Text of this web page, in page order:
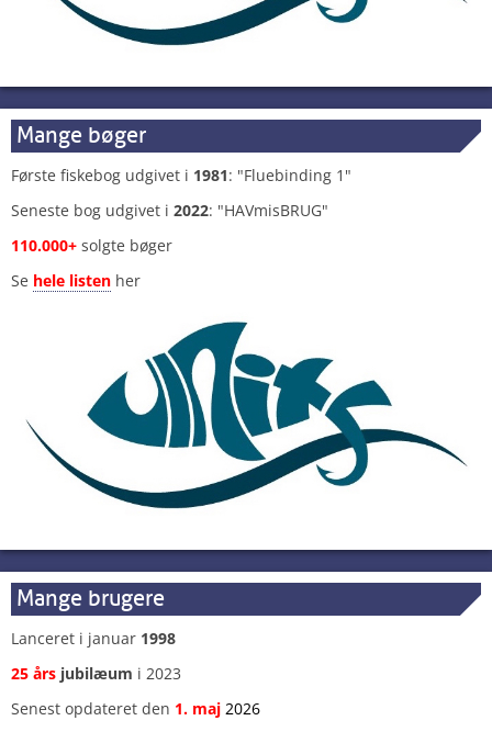
Mange bøger
Første fiskebog udgivet i 1981: "Fluebinding 1"
Seneste bog udgivet i 2022: "HAVmisBRUG"
110.000+ solgte bøger
Se hele listen her
Mange brugere
Lanceret i januar 1998
25 års jubilæum i 2023
Senest opdateret den 1. maj 2026